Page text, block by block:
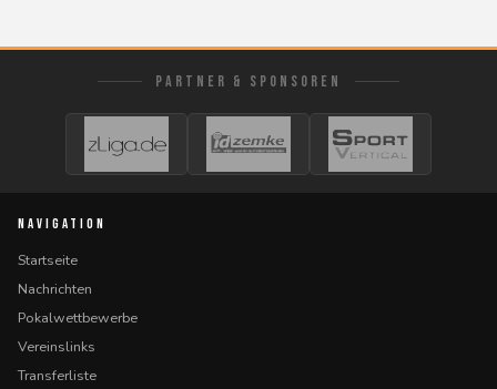
PARTNER & SPONSOREN
NAVIGATION
Startseite
Nachrichten
Pokalwettbewerbe
Vereinslinks
Transferliste